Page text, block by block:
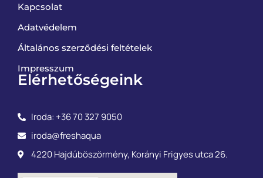
Kapcsolat
Adatvédelem
Általános szerződési feltételek
Impresszum
Elérhetőségeink
Iroda: +36 70 327 9050
iroda@freshaqua
4220 Hajdúböszörmény, Korányi Frigyes utca 26.